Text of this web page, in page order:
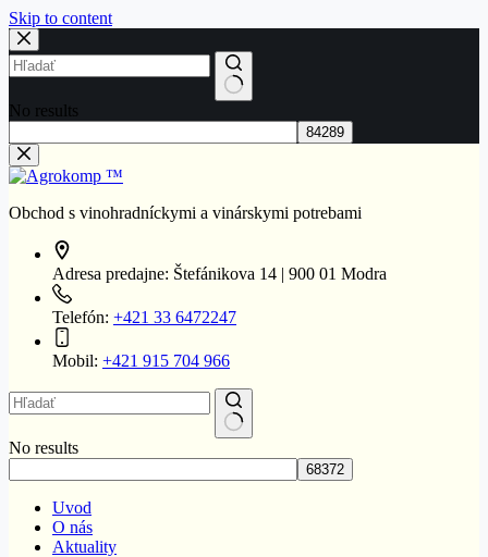
Skip to content
No results
Obchod s vinohradníckymi a vinárskymi potrebami
Adresa predajne: Štefánikova 14 | 900 01 Modra
Telefón: +421 33 6472247
Mobil: +421 915 704 966
No results
Uvod
O nás
Aktuality